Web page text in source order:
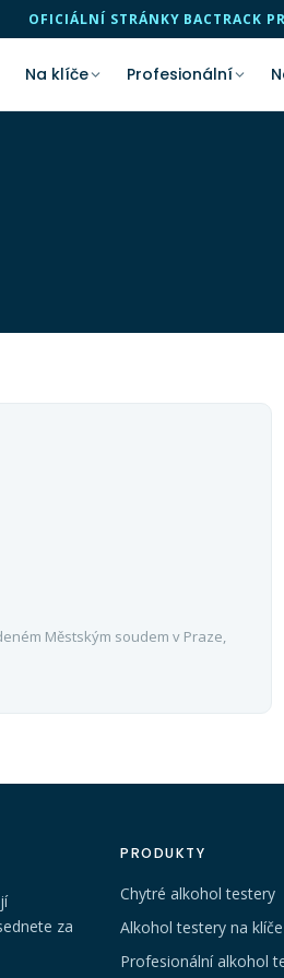
OFICIÁLNÍ STRÁNKY BACTRACK
Na klíče Profesionální
Městským soudem v Praze,
za
PRODUKTY
Chytré alkohol testery
Alkohol testery na klíče
Profesionální alkohol